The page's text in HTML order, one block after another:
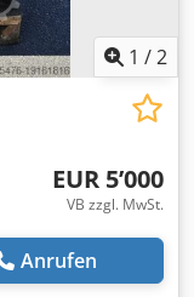
1 /2
EUR 5’000
VB zzgl. MwSt.
Anrufen